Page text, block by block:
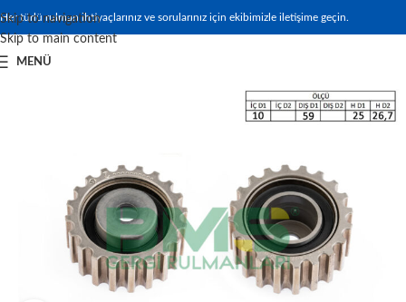
Skip to navigation
Skip to main content
Her türlü rulman ihtiyaçlarınız ve sorularınız için ekibimizle iletişime geçin.
MENÜ